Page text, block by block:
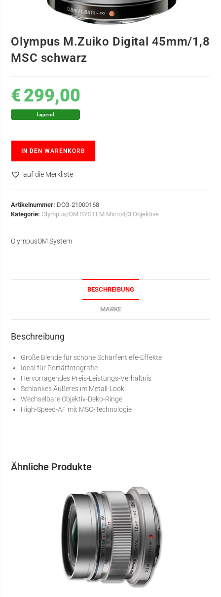
Olympus M.Zuiko Digital 45mm/1,8
MSC schwarz
€299,00
lagernd
IN DEN WARENKORB
auf die Merkliste
Artikelnummer: DCG-21000168
Kategorie: Olympus/OM SYSTEM Micro4/3 Objektive
OlympusOM System
BESCHREIBUNG
MARKE
Beschreibung
Große Blende für schöne Schärfentiefe-Effekte
Ideal für Portätfotografie
Hervorragendes Preis-Leistungs-Verhältnis
Schlankes Äußeres im Metall-Look
Wechselbare Objektiv-Deko-Ringe
High-Speed-AF mit MSC-Technologie
Ähnliche Produkte